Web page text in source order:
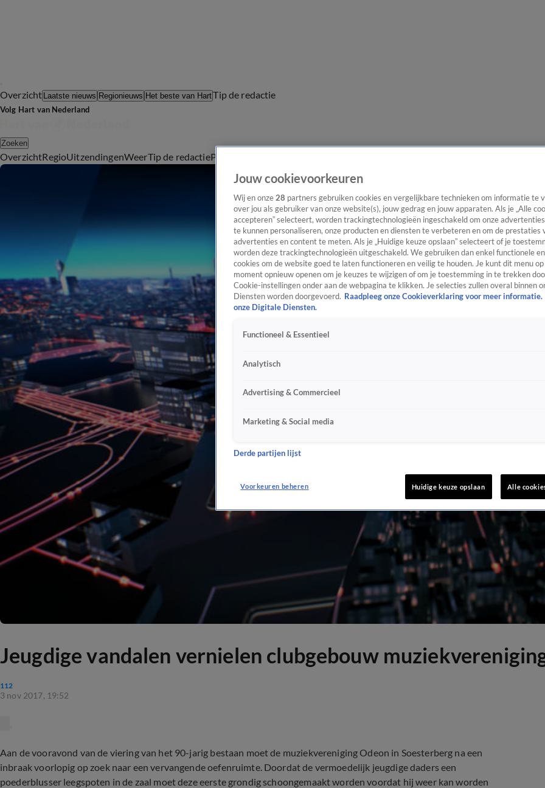
Overzicht Laatste nieuws Regionieuws Het beste van HartTip de redactie
Volg Hart van Nederland
Zoeken
OverzichtRegioUitzendingenWeerTip de redactiePanel
Jeugdige vandalen vernielen clubgebouw
112
3 nov 2017, 19:52
Aan de vooravond van de viering van het 90-jarig bestaan moet de muziekvereniging Odeon in Soesterberg na een
inbraak voorlopig op zoek naar een vervangende oefenruimte. Doordat de vermoedelijk jeugdige daders een
poederblusser leegspoten in de zaal moet deze eerste grondig schoongemaakt worden voordat hij weer kan worden
Jouw cookievoorkeuren
Wij en onze 28 partners gebruiken cookies en vergelijkbare technieken om informatie te
over jou als gebruiker van onze website(s), jouw gedrag en jouw apparaten. Als je „Alle
accepteren” selecteert, worden trackingtechnologieën ingeschakeld om onze
te kunnen personaliseren, onze producten en diensten te verbeteren en om de prestaties
advertenties en content te meten. Als je „Huidige keuze opslaan” selecteert of je
worden deze trackingtechnologieën uitgeschakeld. We gebruiken dan enkel functionele
cookies om de website goed te laten functioneren en veilig te houden. Je kunt dit menu
moment opnieuw openen om je keuzes te wijzigen of om je toestemming in te trekken
Cookie-instellingen onder aan de webpagina te klikken. Je selecties zullen overal binnen
Diensten worden doorgevoerd. Raadpleeg onze Cookieverklaring voor meer informatie.
onze Digitale Diensten.
Functioneel & Essentieel
Analytisch
Advertising & Commercieel
Marketing & Social media
Derde partijen lijst
Voorkeuren beheren Huidige keuze opslaan Alle